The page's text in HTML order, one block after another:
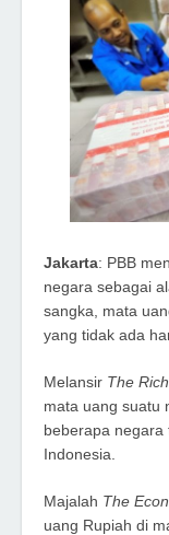
Jakarta: PBB
negara sebagai
sangka, mata
yang tidak ada
Melansir The
mata uang suatu
beberapa negara
Indonesia.
Majalah The
uang Rupiah di